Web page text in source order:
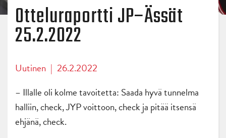
Otteluraportti JP–Ässät
25.2.2022
Uutinen | 26.2.2022
– Illalle oli kolme tavoitetta: Saada hyvä tunnelma
halliin, check, JYP voittoon, check ja pitää itsensä
ehjänä, check.